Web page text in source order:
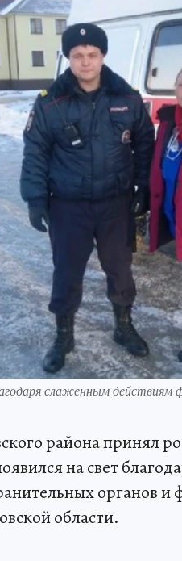
слаженным действиям
района принял
на свет
органов
области.